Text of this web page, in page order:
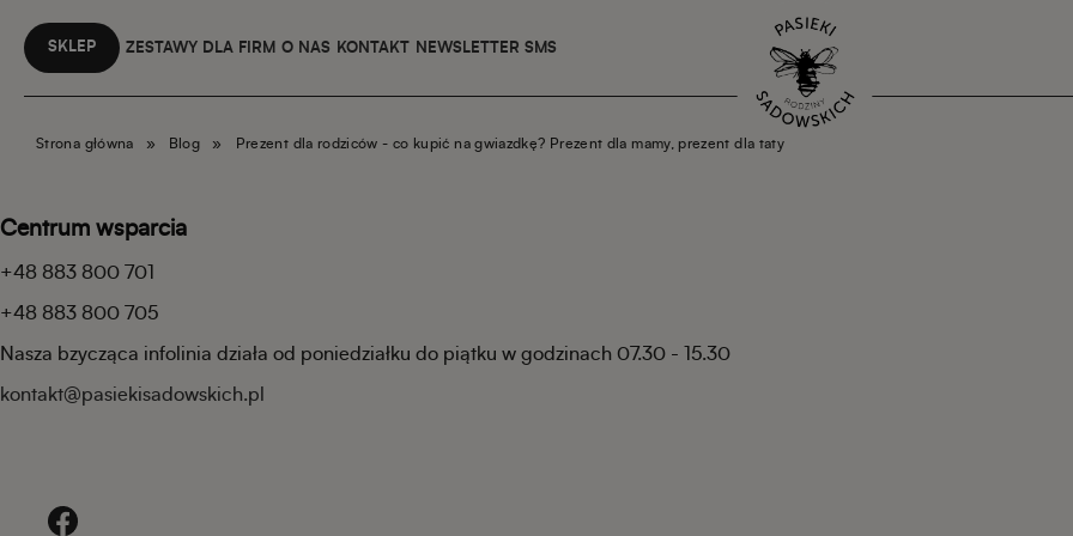
SKLEP ZESTAWY DLA FIRM O NAS KONTAKT NEWSLETTER SMS
Strona główna » Blog » Prezent dla rodziców - co kupić na gwiazdkę? Prezent dla mamy, prezent dla taty
Centrum wsparcia
+48 883 800 701
+48 883 800 705
Nasza bzycząca infolinia działa od poniedziałku do piątku w godzinach 07.30 - 15.30
kontakt@pasiekisadowskich.pl